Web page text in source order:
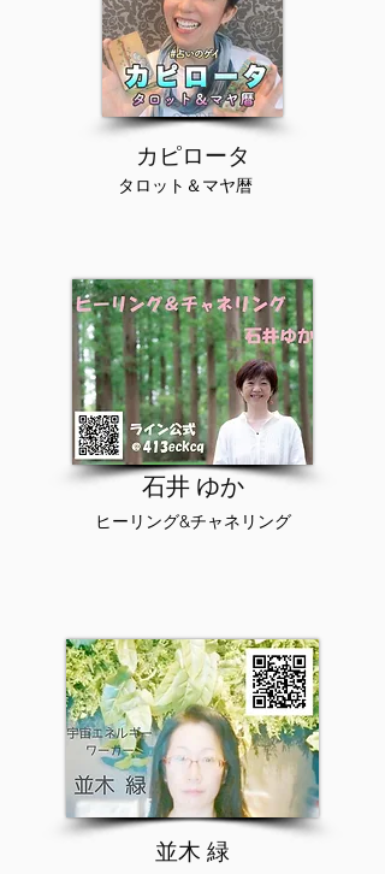
カピロータ
タロット＆マヤ暦
​石井 ゆか
ヒーリング&チャネリング
​並木 緑